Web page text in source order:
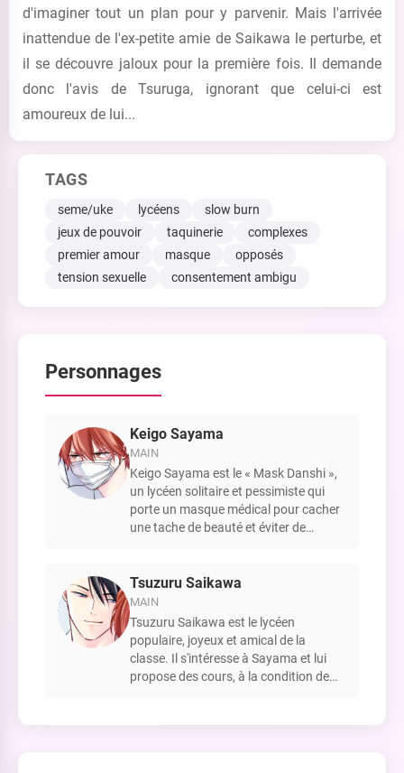
d'imaginer tout un plan pour y parvenir. Mais l'arrivée
inattendue de l'ex-petite amie de Saikawa le perturbe, et
il se découvre jaloux pour la première fois. Il demande
donc l'avis de Tsuruga, ignorant que celui-ci est
amoureux de lui...
TAGS
seme/uke lycéens
slow burn
jeux de pouvoir
taquinerie
complexes
premier amour
masque
opposés
tension sexuelle
consentement ambigu
Personnages
Keigo Sayama
MAIN
Keigo Sayama est le « Mask Danshi »,
un lycéen solitaire et pessimiste qui
porte un masque médical pour cacher
une tache de beauté et éviter de
Tsuzuru Saikawa
MAIN
Tsuzuru Saikawa est le lycéen
populaire, joyeux et amical de la
classe. Il s'intéresse à Sayama et lui
propose des cours, à la condition de